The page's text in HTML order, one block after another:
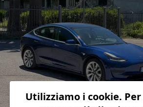
Utilizziamo i cookie.